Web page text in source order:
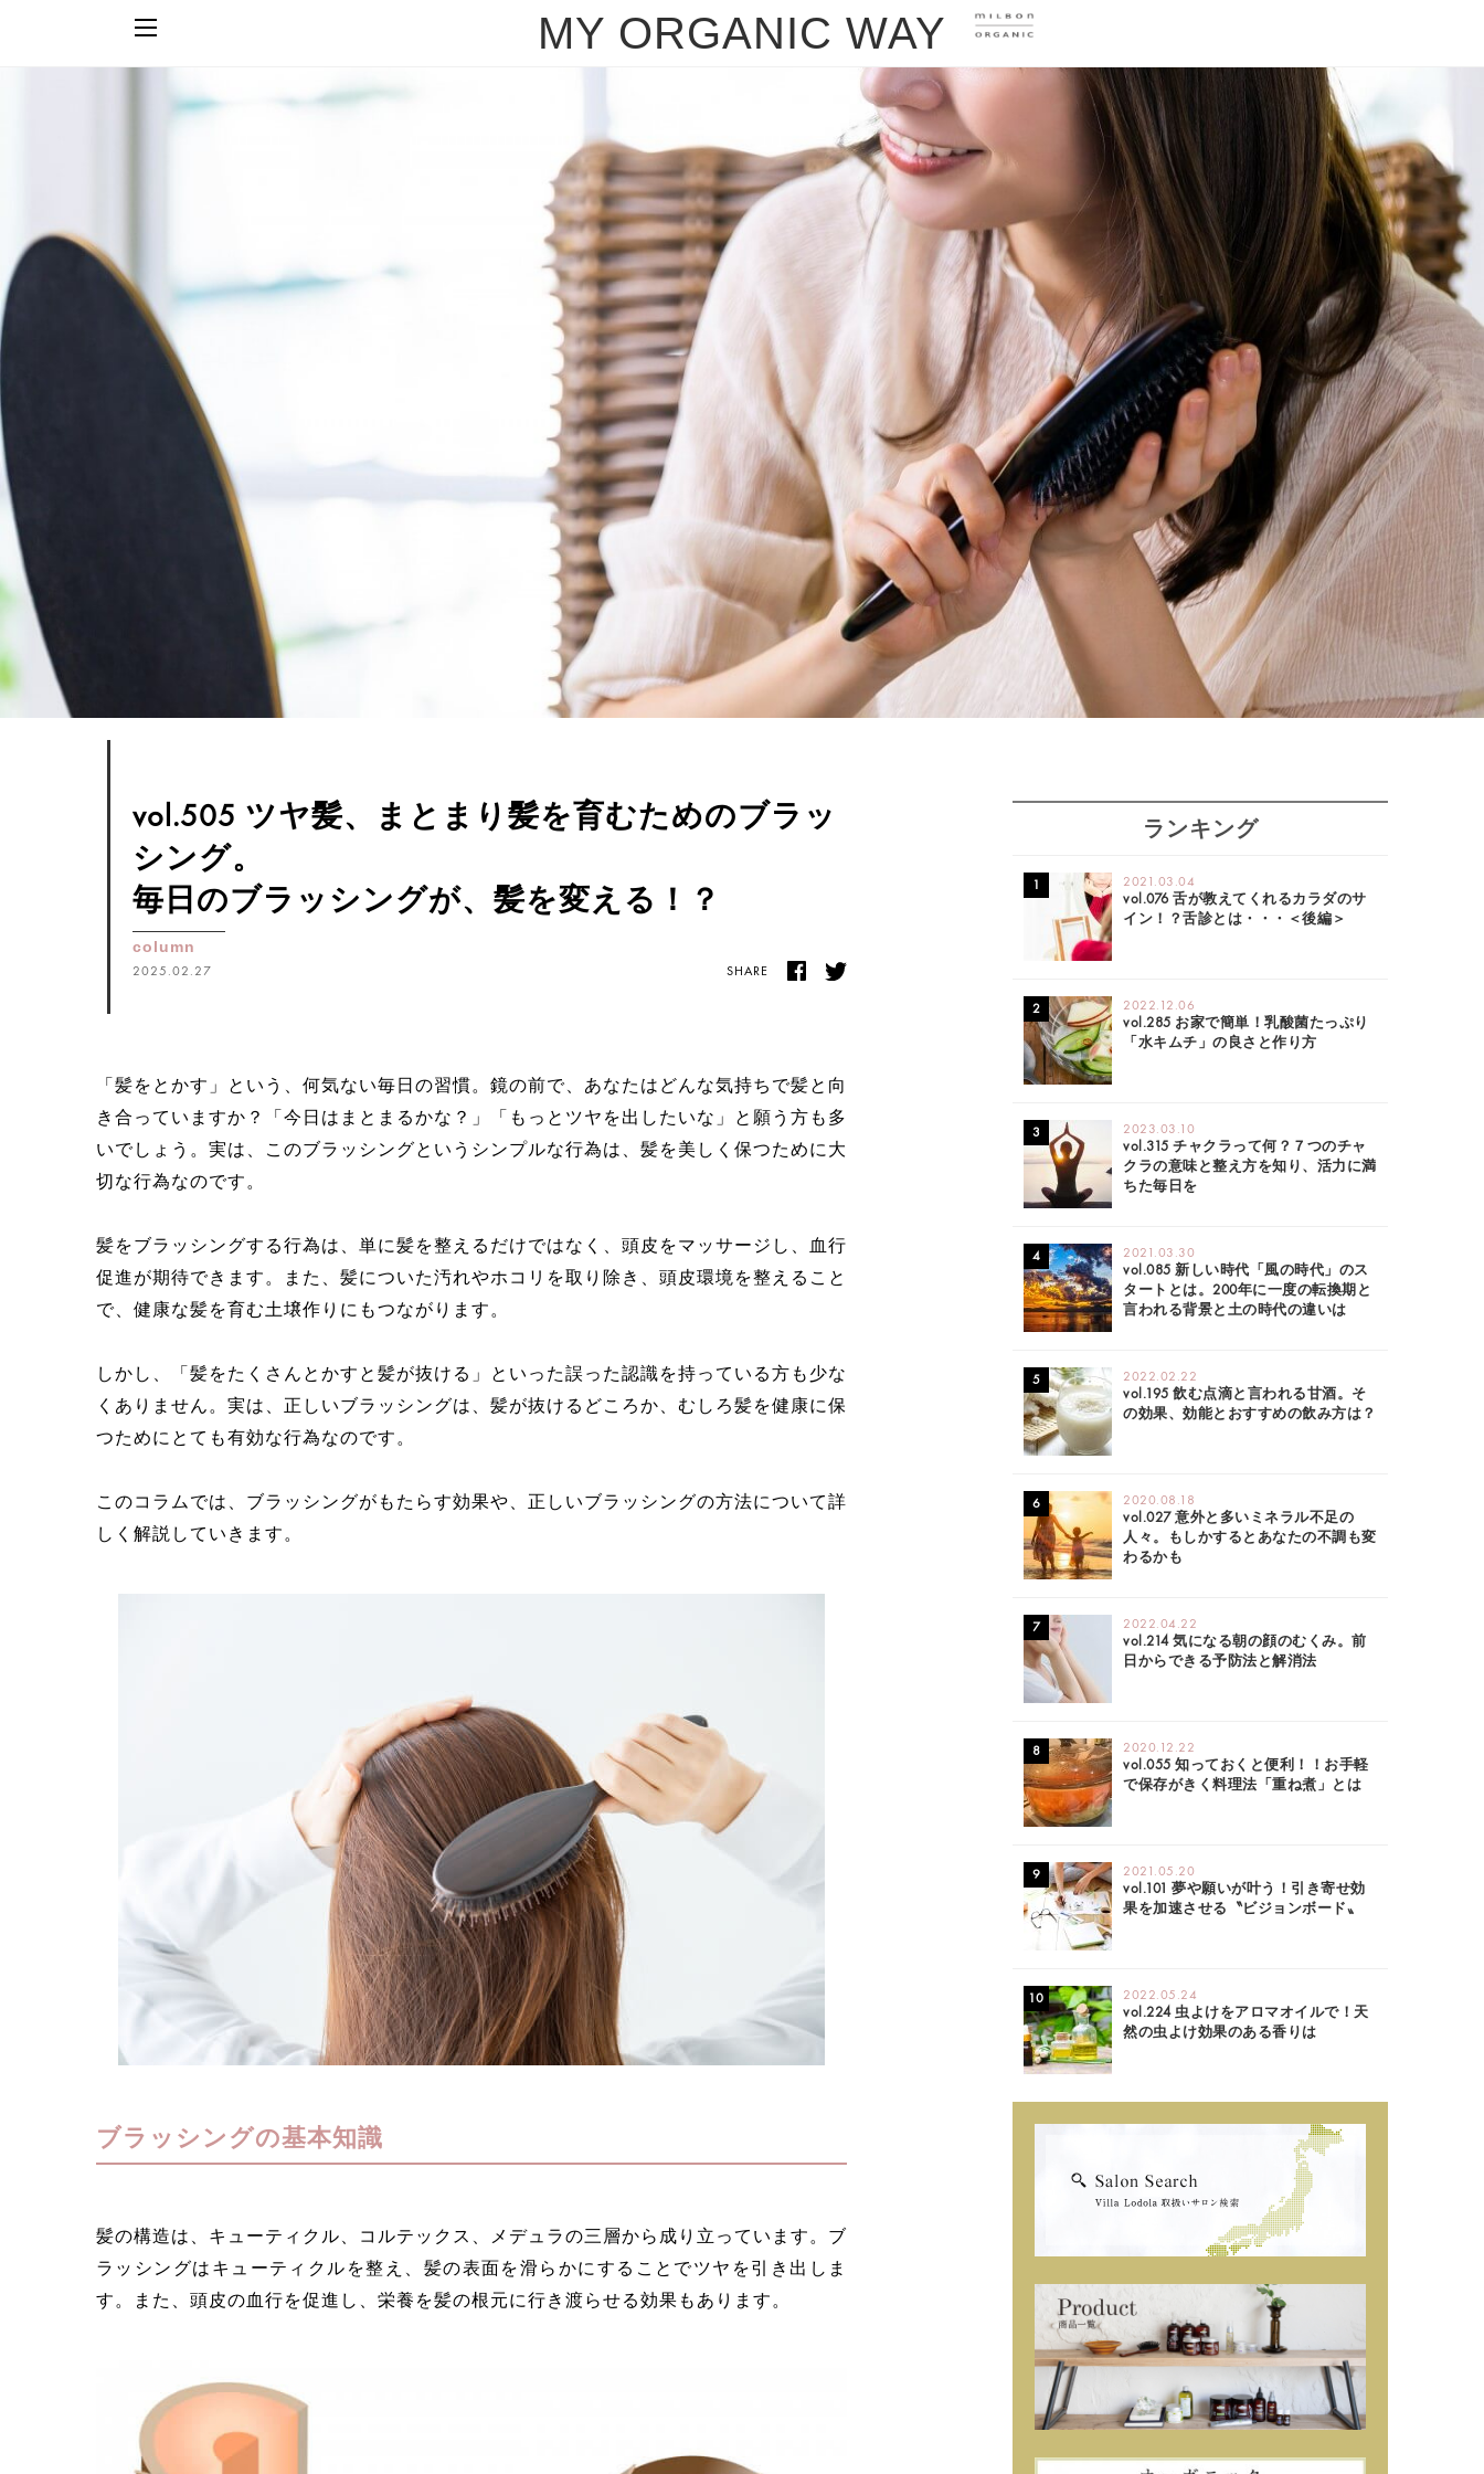
MY ORGANIC WAY
vol.505 ツヤ髪、まとまり髪を育むためのブラッ
シング。
毎日のブラッシングが、髪を変える！？
column
2025.02.27 SHARE
「髪をとかす」という、何気ない毎日の習慣。鏡の前で、あなたはどんな気持ちで髪と向
き合っていますか？「今日はまとまるかな？」「もっとツヤを出したいな」と願う方も多
いでしょう。実は、このブラッシングというシンプルな行為は、髪を美しく保つために大
切な行為なのです。
髪をブラッシングする行為は、単に髪を整えるだけではなく、頭皮をマッサージし、血行
促進が期待できます。また、髪についた汚れやホコリを取り除き、頭皮環境を整えること
で、健康な髪を育む土壌作りにもつながります。
しかし、「髪をたくさんとかすと髪が抜ける」といった誤った認識を持っている方も少な
くありません。実は、正しいブラッシングは、髪が抜けるどころか、むしろ髪を健康に保
つためにとても有効な行為なのです。
このコラムでは、ブラッシングがもたらす効果や、正しいブラッシングの方法について詳
しく解説していきます。
ブラッシングの基本知識
髪の構造は、キューティクル、コルテックス、メデュラの三層から成り立っています。ブ
ラッシングはキューティクルを整え、髪の表面を滑らかにすることでツヤを引き出しま
す。また、頭皮の血行を促進し、栄養を髪の根元に行き渡らせる効果もあります。
ランキング
2021.03.04
vol.076 舌が教えてくれるカラダのサ
イン！？舌診とは・・・＜後編＞
2022.12.06
vol.285 お家で簡単！乳酸菌たっぷり
「水キムチ」の良さと作り方
2023.03.10
vol.315 チャクラって何？７つのチャ
クラの意味と整え方を知り、活力に満
ちた毎日を
2021.03.30
vol.085 新しい時代「風の時代」のス
タートとは。200年に一度の転換期と
言われる背景と土の時代の違いは
2022.02.22
vol.195 飲む点滴と言われる甘酒。そ
の効果、効能とおすすめの飲み方は？
2020.08.18
vol.027 意外と多いミネラル不足の
人々。もしかするとあなたの不調も変
わるかも
2022.04.22
vol.214 気になる朝の顔のむくみ。前
日からできる予防法と解消法
2020.12.22
vol.055 知っておくと便利！！お手軽
で保存がきく料理法「重ね煮」とは
2021.05.20
vol.101 夢や願いが叶う！引き寄せ効
果を加速させる〝ビジョンボード〟
2022.05.24
vol.224 虫よけをアロマオイルで！天
然の虫よけ効果のある香りは